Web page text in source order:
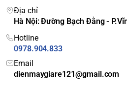
Địa chỉ
Hà Nội: Đường Bạch Đằng -
Hotline
0978.904.833
Email
dienmaygiare121@gmail.com